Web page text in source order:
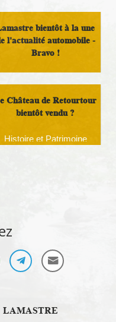
bientôt à la une
l'actualité automobile -
Bravo !
Château de Retourtour
bientôt vendu ?
Histoire et Patrimoine
LAMASTRE